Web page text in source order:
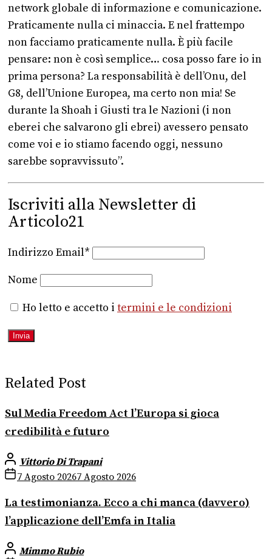
network globale di informazione e comunicazione.
Praticamente nulla ci minaccia. E nel frattempo
non facciamo praticamente nulla. È più facile
pensare: non è così semplice… cosa posso fare io in
prima persona? La responsabilità è dell’Onu, del
G8, dell’Unione Europea, ma certo non mia! Se
durante la Shoah i Giusti tra le Nazioni (i non
eberei che salvarono gli ebrei) avessero pensato
come voi e io stiamo facendo oggi, nessuno
sarebbe sopravvissuto”.
Iscriviti alla Newsletter di
Articolo21
Indirizzo Email*
Nome
Ho letto e accetto i termini e le condizioni
Related Post
Sul Media Freedom Act l’Europa si gioca
credibilità e futuro
Vittorio Di Trapani
7 Agosto 20267 Agosto 2026
La testimonianza. Ecco a chi manca (davvero)
l’applicazione dell’Emfa in Italia
Mimmo Rubio